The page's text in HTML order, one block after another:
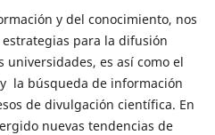
y del conocimiento, nos
para la difusión
universidades, es así como el
la búsqueda de información
de divulgación científica. En
nuevas tendencias de